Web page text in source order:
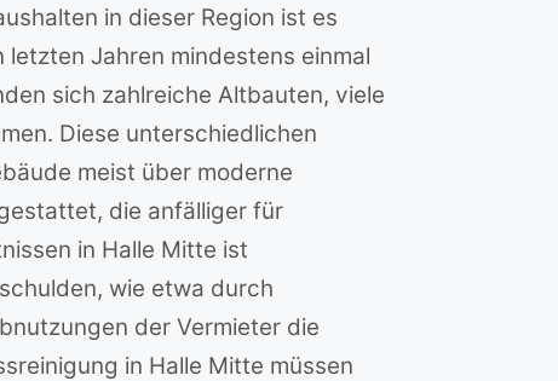
in dieser Region ist es
Jahren mindestens einmal
sich zahlreiche Altbauten, viele
Diese unterschiedlichen
meist über moderne
die anfälliger für
in Halle Mitte ist
wie etwa durch
der Vermieter die
in Halle Mitte müssen